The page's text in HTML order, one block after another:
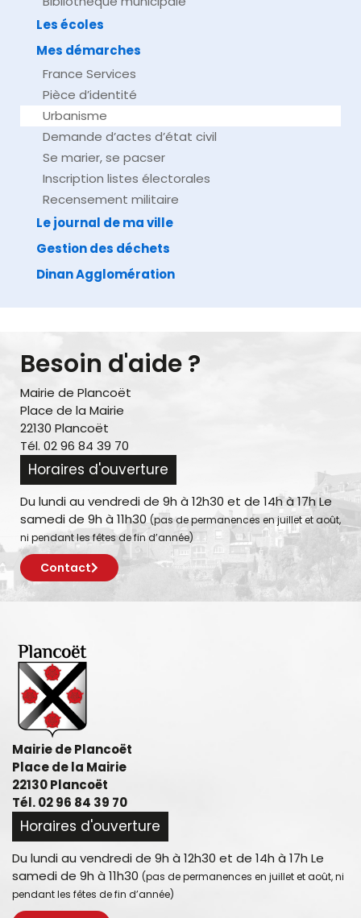
Les écoles
Mes démarches
France Services
Pièce d’identité
Urbanisme
Demande d’actes d’état civil
Se marier, se pacser
Inscription listes électorales
Recensement militaire
Le journal de ma ville
Gestion des déchets
Dinan Agglomération
Besoin d'aide ?
Mairie de Plancoët
Place de la Mairie
22130 Plancoët
Tél. 02 96 84 39 70
Horaires d'ouverture
Du lundi au vendredi de 9h à 12h30 et de 14h à 17h Le
samedi de 9h à 11h30 (pas de permanences en juillet et août,
ni pendant les fêtes de fin d’année)
Contact
Mairie de Plancoët
Place de la Mairie
22130 Plancoët
Tél. 02 96 84 39 70
Horaires d'ouverture
Du lundi au vendredi de 9h à 12h30 et de 14h à 17h Le
samedi de 9h à 11h30 (pas de permanences en juillet et août, ni
pendant les fêtes de fin d’année)